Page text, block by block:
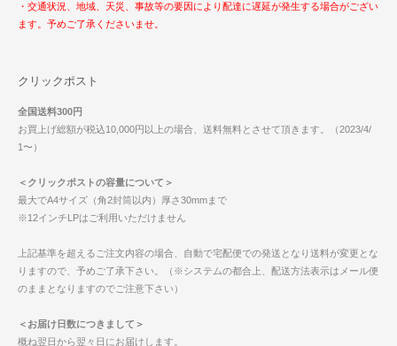
・交通状況、地域、天災、事故等の要因により配達に遅延が発生する場合がござい
ます。予めご了承くださいませ。
クリックポスト
全国送料300円
お買上げ総額が税込10,000円以上の場合、送料無料とさせて頂きます。（2023/4/
1〜）
＜クリックポストの容量について＞
最大でA4サイズ（角2封筒以内）厚さ30mmまで
※12インチLPはご利用いただけません
上記基準を超えるご注文内容の場合、自動で宅配便での発送となり送料が変更とな
りますので、予めご了承下さい。（※システムの都合上、配送方法表示はメール便
のままとなりますのでご注意下さい）
＜お届け日数につきまして＞
概ね翌日から翌々日にお届けします。